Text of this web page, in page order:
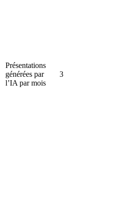
Présentations
générées par
l’IA par mois
3